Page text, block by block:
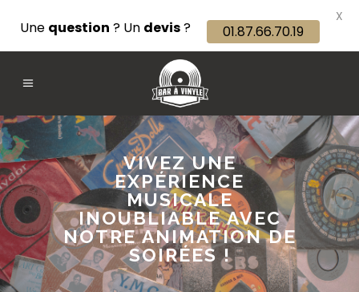
VIVEZ UNE
EXPÉRIENCE
MUSICALE
INOUBLIABLE AVEC
NOTRE ANIMATION DE
SOIRÉES !
Une question ? Un devis? 01.87.66.70.19
X